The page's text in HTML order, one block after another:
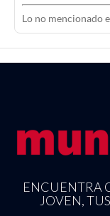
Lo no mencionado
ENCUENTRA
JOVEN,